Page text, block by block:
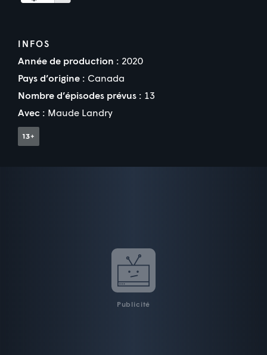
INFOS
Année de production : 2020
Pays d’origine : Canada
Nombre d’épisodes prévus : 13
Avec : Maude Landry
Publicité